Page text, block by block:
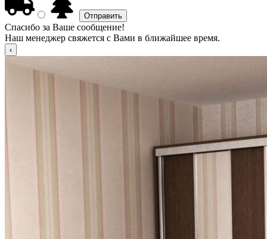
Спасибо за Ваше сообщение!
Наш менеджер свяжется с Вами в ближайшее время.